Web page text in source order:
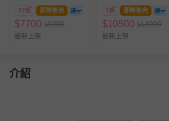
77折 即將售完
$7700 $9990
最新上架
7折 即將售完
$10500 $14990
最新上架
介紹